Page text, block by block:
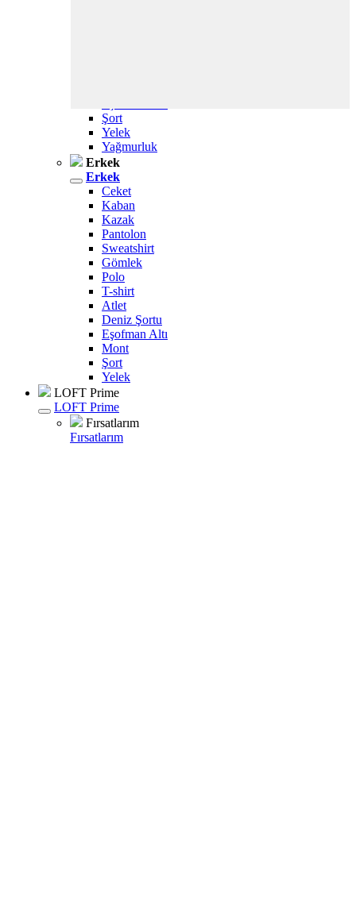
Şort
Yelek
Yağmurluk
Erkek
Erkek
Ceket
Kaban
Kazak
Pantolon
Sweatshirt
Gömlek
Polo
T-shirt
Atlet
Deniz Şortu
Eşofman Altı
Mont
Şort
Yelek
LOFT Prime
LOFT Prime
Fırsatlarım
Fırsatlarım